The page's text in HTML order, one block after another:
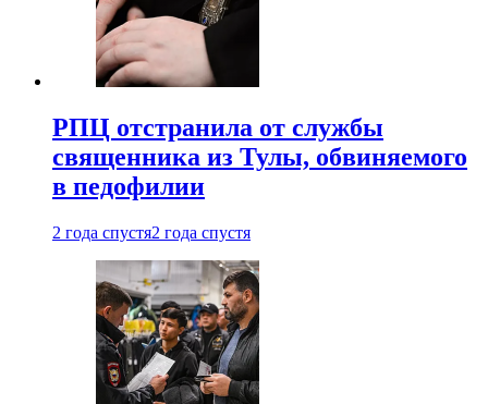
РПЦ отстранила от службы
священника из Тулы, обвиняемого
в педофилии
2 года спустя2 года спустя